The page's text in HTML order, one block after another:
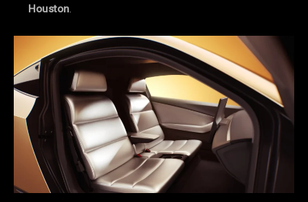
Houston.